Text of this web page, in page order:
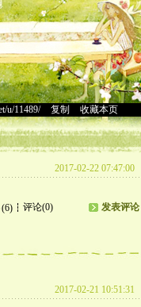
u/11489/> 复制 收藏本页
2017-02-22 07:47:00
(6) 评论(0) 发表评论
2017-02-21 10:51:31